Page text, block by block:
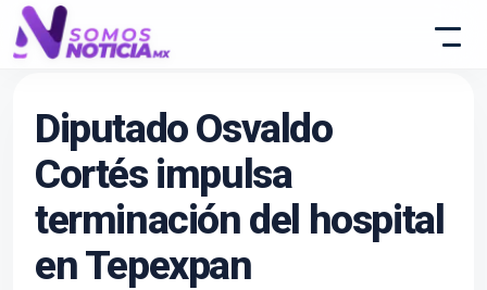
Diputado Osvaldo
Cortés impulsa
terminación del hospital
en Tepexpan